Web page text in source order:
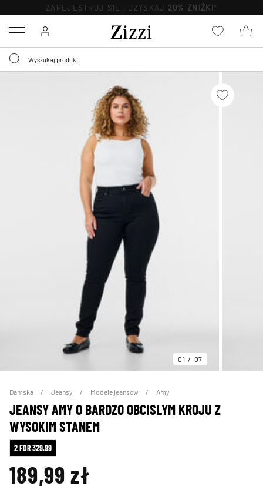
ZAREJESTRUJ SIĘ I UZYSKAJ 20% ZNIŻKI*
Menu
01 07
Damska Jeansy Modele jeansów Amy
JEANSY AMY O BARDZO OBCISLYM KROJU Z
WYSOKIM STANEM
2 FOR 329.99
189,99 zł